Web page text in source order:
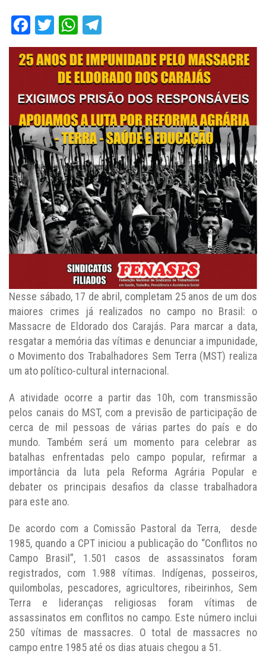
Facebook
TwitterWhatsApp
Nesse sábado, 17 de abril, completam 25 anos de um dos
maiores crimes já realizados no campo no Brasil: o
Massacre de Eldorado dos Carajás. Para marcar a data,
resgatar a memória das vítimas e denunciar a impunidade,
o Movimento dos Trabalhadores Sem Terra (MST) realiza
um ato político-cultural internacional.
A atividade ocorre a partir das 10h, com transmissão
pelos canais do MST, com a previsão de participação de
cerca de mil pessoas de várias partes do país e do
mundo. Também será um momento para celebrar as
batalhas enfrentadas pelo campo popular, refirmar a
importância da luta pela Reforma Agrária Popular e
debater os principais desafios da classe trabalhadora
para este ano.
De acordo com a Comissão Pastoral da Terra, desde
1985, quando a CPT iniciou a publicação do “Conflitos no
Campo Brasil”, 1.501 casos de assassinatos foram
registrados, com 1.988 vítimas. Indígenas, posseiros,
quilombolas, pescadores, agricultores, ribeirinhos, Sem
Terra e lideranças religiosas foram vítimas de
assassinatos em conflitos no campo. Este número inclui
250 vítimas de massacres. O total de massacres no
campo entre 1985 até os dias atuais chegou a 51.